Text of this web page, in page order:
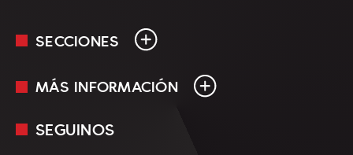
SECCIONES
En Vivo
MÁS INFORMACIÓN
Mediakit
SEGUINOS